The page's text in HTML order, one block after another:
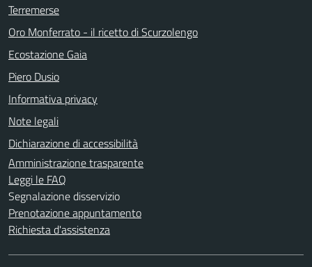
Terremerse
Oro Monferrato - il ricetto di Scurzolengo
Ecostazione Gaia
Piero Dusio
Informativa privacy
Note legali
Dichiarazione di accessibilità
Amministrazione trasparente
Leggi le FAQ
Segnalazione disservizio
Prenotazione appuntamento
Richiesta d'assistenza